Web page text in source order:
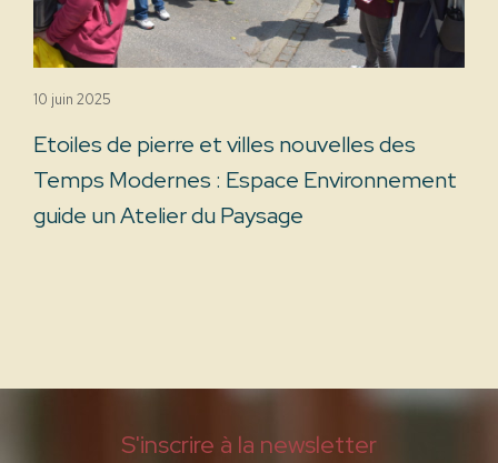
10 juin 2025
Etoiles de pierre et villes nouvelles des
Temps Modernes : Espace Environnement
guide un Atelier du Paysage
S'inscrire à la newsletter